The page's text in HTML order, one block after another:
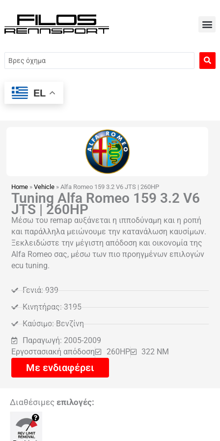
περιεχόμενο
Search
...
EL
Home »Vehicle »Alfa Romeo 159 3.2 V6 JTS | 260HP
Tuning Alfa Romeo 159 3.2 V6
JTS | 260HP
Μέσω του remap αυξάνεται η ιπποδύναμη και η ροπή
και παράλληλα μειώνουμε την κατανάλωση καυσίμων.
Ξεκλειδώστε την μέγιστη απόδοση και οικονομία της
Alfa Romeo σας, μέσω των πιο προηγμένων επιλογών
ecu tuning.
Γενιά: 939
Κινητήρας: 3195
Καύσιμο: Βενζίνη
Παραγωγή: 2005-2009
Εργοστασιακή απόδοση
260HP 322 NM
Με ενδιαφέρει
Διαθέσιμες επιλογές: